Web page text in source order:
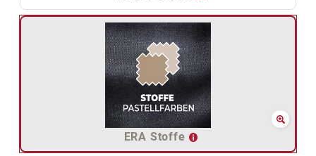
ERA Stoffe